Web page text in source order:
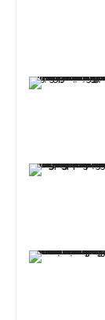
Nữ ca sĩ marzuz thắp lên ngọn lửa yêu thương tại Gala Vọng Đông 2025: Mộng Thực
Tăng cường nhận thức pháp luật bảo vệ người tiêu dùng trong bối cảnh KOL/KOC bùng nổ
Đưa “Zootopia” và “Inside Out” vào đề thi: SYM THE DEBATE 2025 ghi dấu ấn bằng chiều sâu học thuật